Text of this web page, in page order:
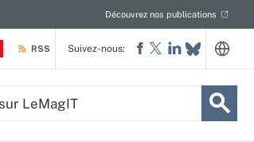
Découvrez nos publications
RSS Suivez-nous: